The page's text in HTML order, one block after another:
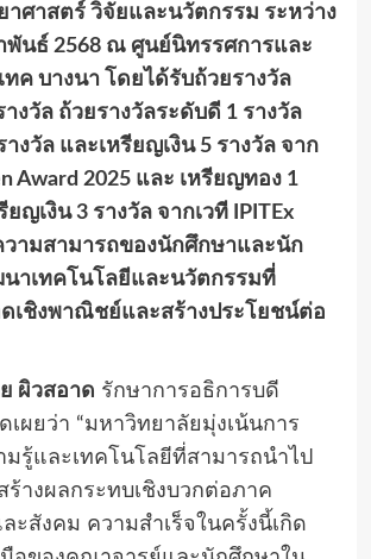
ศาสตร์ วิจัยและนวัตกรรม ระหว่าง
พันธ์ 2568 ณ ศูนย์นิทรรศการและ
ทค บางนา โดยได้รับถ้วยรางวัล
งวัล ถ้วยรางวัลระดับดี 1 รางวัล
งวัล และเหรียญเงิน 5 รางวัล จาก
Award 2025 และ เหรียญทอง 1
ยญเงิน 3 รางวัล จากเวที IPITEx
วามสามารถของนักศึกษาและนัก
าเทคโนโลยีและนวัตกรรมที่
เชิงพาณิชย์และสร้างประโยชน์ต่อ
ผิวสอาด รักษาการอธิการบดี
เผยว่า “มหาวิทยาลัยมุ่งเน้นการ
รู้และเทคโนโลยีที่สามารถนำไป
ร้างผลกระทบเชิงบวกต่อภาค
ะสังคม ความสำเร็จในครั้งนี้เกิด